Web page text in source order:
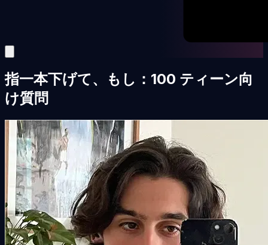
指一本下げて、もし：100 ティーン向
け質問